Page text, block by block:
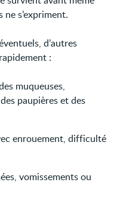
s’expriment.
d’autres
:
muqueuses,
paupières et des
enrouement, difficulté
vomissements ou